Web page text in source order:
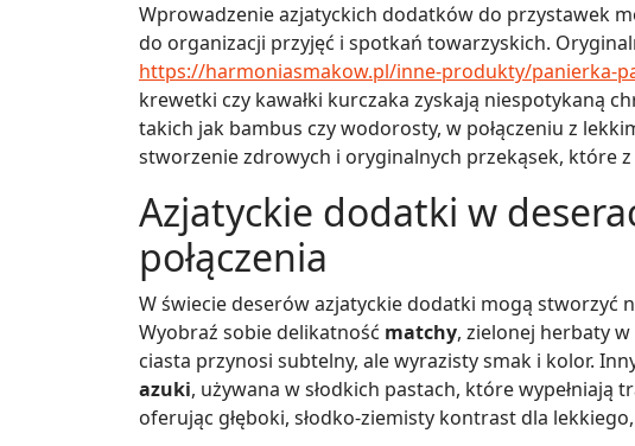
Wprowadzenie azjatyckich dodatków do przystawek
do organizacji przyjęć i spotkań towarzyskich.
https://harmoniasmakow.pl/inne-produkty/panierka-
krewetki czy kawałki kurczaka zyskają niespotykaną
takich jak bambus czy wodorosty, w połączeniu z
stworzenie zdrowych i oryginalnych przekąsek, które
Azjatyckie dodatki w
połączenia
W świecie deserów azjatyckie dodatki mogą stworzyć
Wyobraź sobie delikatność matchy, zielonej herbaty
ciasta przynosi subtelny, ale wyrazisty smak i kolor.
azuki, używana w słodkich pastach, które wypełniają
oferując głęboki, słodko-ziemisty kontrast dla